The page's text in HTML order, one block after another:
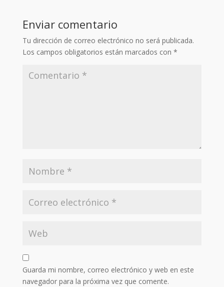
Enviar comentario
Tu dirección de correo electrónico no será publicada.
Los campos obligatorios están marcados con *
Guarda mi nombre, correo electrónico y web en este
navegador para la próxima vez que comente.